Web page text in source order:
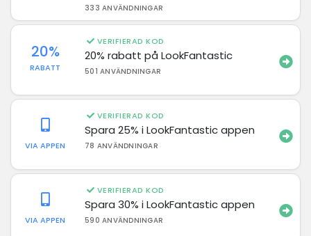
333 ANVÄNDNINGAR
20%
RABATT
VERIFIERAD KOD
20% rabatt på LookFantastic
501 ANVÄNDNINGAR
VIA APPEN
VERIFIERAD KOD
Spara 25% i LookFantastic appen
78 ANVÄNDNINGAR
VIA APPEN
VERIFIERAD KOD
Spara 30% i LookFantastic appen
590 ANVÄNDNINGAR